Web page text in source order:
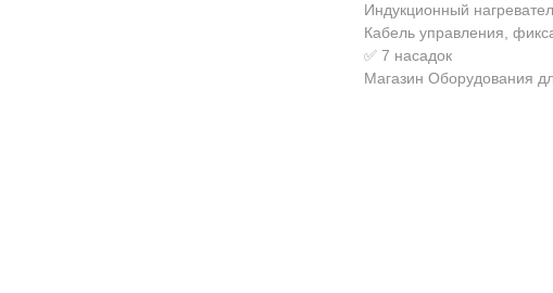
Индукционный
Кабель управления,
✅ 7 насадок
Магазин Оборудования